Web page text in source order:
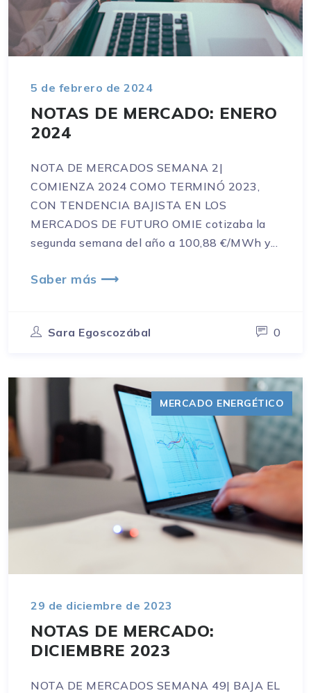
5 de febrero de 2024
NOTAS DE MERCADO: ENERO
2024
NOTA DE MERCADOS SEMANA 2|
COMIENZA 2024 COMO TERMINÓ 2023,
CON TENDENCIA BAJISTA EN LOS
MERCADOS DE FUTURO OMIE cotizaba la
segunda semana del año a 100,88 €/MWh y...
Saber más ⟶
Sara Egoscozábal 0
MERCADO ENERGÉTICO
29 de diciembre de 2023
NOTAS DE MERCADO:
DICIEMBRE 2023
NOTA DE MERCADOS SEMANA 49| BAJA EL